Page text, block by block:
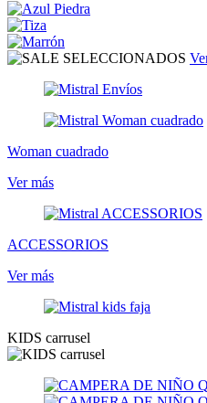
Woman cuadrado
Ver más
ACCESSORIOS
Ver más
KIDS carrusel